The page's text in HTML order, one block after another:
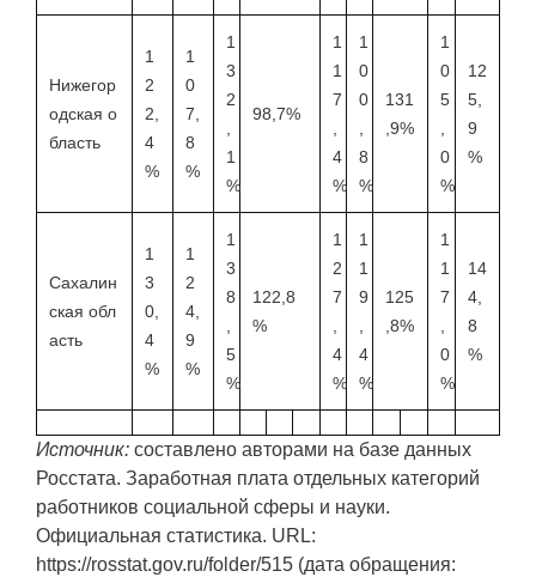
Нижегор
одская о
бласть
1
2
2,
4
%
1
0
7,
8
%
1
3
2
1
%
98,7%
1
1
7
4
%
1
0
0
8
%
131
,9%
1
0
5
0
%
12
5,
9
%
Сахалин
ская обл
асть
1
3
0,
4
%
1
2
4,
9
%
1
3
8
5
%
122,8
%
1
2
7
4
%
1
1
9
4
%
125
,8%
1
1
7
0
%
14
4,
8
%
Источник: составлено авторами на базе данных
Росстата. Заработная плата отдельных категорий
работников социальной сферы и науки.
Официальная статистика. URL:
https://rosstat.gov.ru/folder/515 (дата обращения: